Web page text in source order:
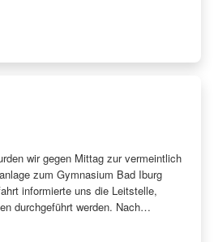
wir gegen Mittag zur vermeintlich
zum Gymnasium Bad Iburg
informierte uns die Leitstelle,
durchgeführt werden. Nach…